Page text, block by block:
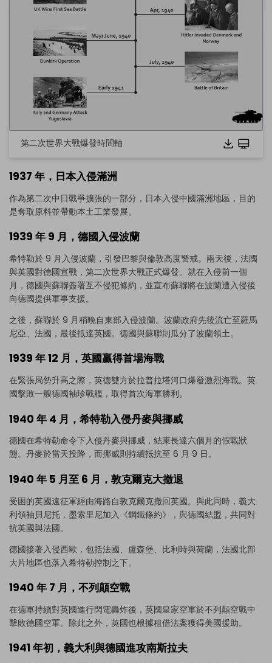
點擊即可下載並使用此範本。
如果你尚未安裝 EdrawMax，可透過下方
免費下載
EdrawMax。
你也可以透過下方
第二次世界大戰爆發時間軸
1937 年，日本入侵滿洲
作為第二次中日戰爭擴張的一部分，日本入侵中國滿洲地區，目的
是奪取原料並帶動本土工業發展。
1939 年 9 月，德國入侵波蘭
希特勒於 9 月入侵波蘭，引發巴黎與倫敦高度警戒。兩天後，法國
與英國對德國宣戰，第二次世界大戰正式爆發。就在入侵前一個
月，德國與蘇聯簽署互不侵犯條約，並宣布蘇聯將在波蘭遭入侵後
向德國提供軍事支援。
之後，蘇聯於 9 月稍晚自東部入侵波蘭。波蘭政府先後流亡至羅馬
尼亞、法國，最後抵達英國。德國與蘇聯則瓜分了波蘭領土。
1939 年 12 月，英國贏得首場海戰
在緊張局勢升高之際，英德雙方於拉普拉塔河口爆發激烈海戰。英
國擊敗一艘德國袖珍戰艦，取得首次海軍勝利。
1940 年 4 月，希特勒入侵丹麥與挪威
德國在希特勒命令下入侵丹麥與挪威，結束長達六個月的假戰狀
態。丹麥於當天投降，而挪威則持續抵抗至 6 月 9 日。
1940 年 5 月至 6 月，敦克爾克大撤退
受困的英國遠征軍經由海路自敦克爾克撤回英國。與此同時，義大
利領袖貝尼托．墨索里尼加入《鋼鐵條約》，與德國結盟，共同對
抗英國與法國。
德國接著入侵西歐，包括法國、盧森堡、比利時與荷蘭，法國北部
大片地區也落入希特勒控制之下。
1940 年 7 月，不列顛空戰
在德軍持續對英國進行閃電轟炸後，英國皇家空軍於不列顛空戰中
擊敗德國空軍。除此之外，英國也根據租借法案獲得美國援助。
1941 年初，義大利與德國進攻南斯拉夫